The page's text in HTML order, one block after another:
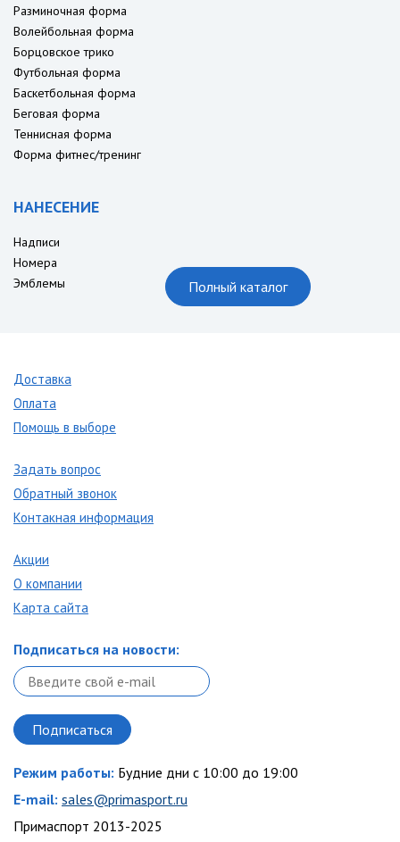
Разминочная форма
Волейбольная форма
Борцовское трико
Футбольная форма
Баскетбольная форма
Беговая форма
Теннисная форма
Форма фитнес/тренинг
НАНЕСЕНИЕ
Надписи
Номера
Эмблемы
Полный каталог
Доставка
Оплата
Помощь в выборе
Задать вопрос
Обратный звонок
Контакная информация
Акции
О компании
Карта сайта
Подписаться на новости:
Режим работы: Будние дни с 10:00 до 19:00
E-mail: sales@primasport.ru
Примаспорт 2013-2025